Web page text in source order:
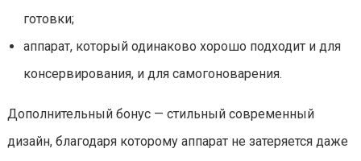
готовки;
аппарат, который одинаково хорошо подходит и для
консервирования, и для самогоноварения.
Дополнительный бонус — стильный современный
дизайн, благодаря которому аппарат не затеряется даже